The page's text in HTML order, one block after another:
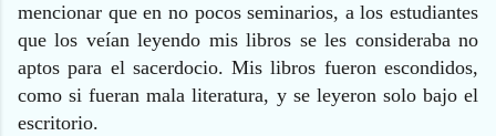
mencionar que en no pocos seminarios, a los estudiantes
que los veían leyendo mis libros se les consideraba no
aptos para el sacerdocio. Mis libros fueron escondidos,
como si fueran mala literatura, y se leyeron solo bajo el
escritorio.